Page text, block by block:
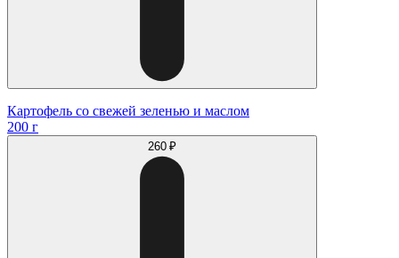
Картофель со свежей зеленью и маслом
200 г
260 ₽